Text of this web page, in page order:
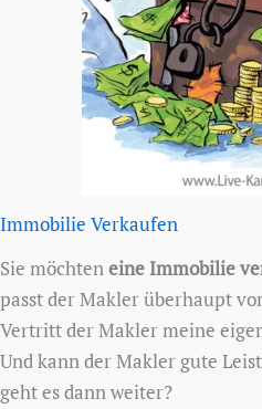
Immobilie Verkaufen
Sie möchteneine Immobilie
passt der Makler überhaupt
Vertritt der Makler meine
Und kann der Makler gute
geht es dann weiter?